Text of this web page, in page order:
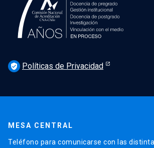
verified_user Políticas de Privacidad
MESA CENTRAL
Teléfono para comunicarse con las